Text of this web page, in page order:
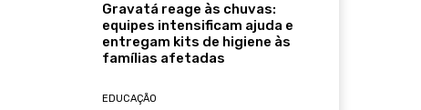
Gravatá reage às chuvas:
equipes intensificam ajuda e
entregam kits de higiene às
famílias afetadas
EDUCAÇÃO